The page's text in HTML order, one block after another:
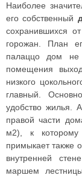
Наиболее
его собственный
сохранившихся
горожан. План
палаццо дом не
помещения
низкого
главный.
удобство жилья.
правой части
м2), к
примыкает также
внутренней
маршем